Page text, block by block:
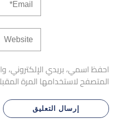
احفظ اسمي، بريدي الإلكتروني،
المتصفح لاستخدامها المرة